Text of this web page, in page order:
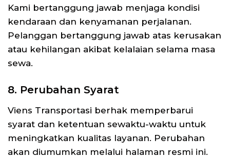
Kami bertanggung jawab menjaga kondisi
kendaraan dan kenyamanan perjalanan.
Pelanggan bertanggung jawab atas kerusakan
atau kehilangan akibat kelalaian selama masa
sewa.
8. Perubahan Syarat
Viens Transportasi berhak memperbarui
syarat dan ketentuan sewaktu-waktu untuk
meningkatkan kualitas layanan. Perubahan
akan diumumkan melalui halaman resmi ini.